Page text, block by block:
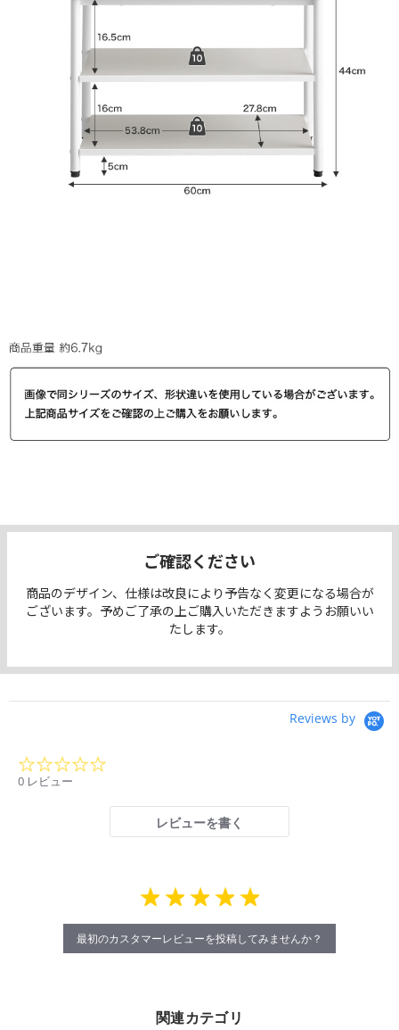
ご確認ください
商品のデザイン、仕様は改良により予告なく変更になる場合が
ございます。予めご了承の上ご購入いただきますようお願いい
たします。
Reviews by
0 レビュー
レビューを書く
最初のカスタマーレビューを投稿してみませんか？
関連カテゴリ